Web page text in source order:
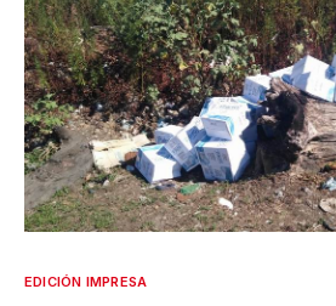
EDICIÓN IMPRESA